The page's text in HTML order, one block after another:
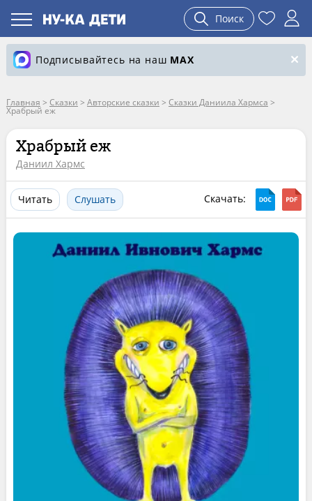
Поиск
Подписывайтесь на наш MAX
Главная > Сказки > Авторские сказки > Сказки Даниила Хармса >
Храбрый еж
Храбрый еж
Даниил Хармс
Читать Слушать Скачать: